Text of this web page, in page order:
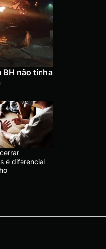
BH não tinha
é diferencial